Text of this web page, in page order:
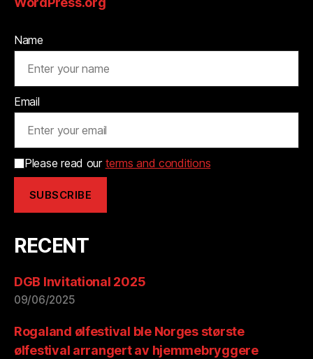
Name
Email
Please read our terms and conditions
RECENT
DGB Invitational 2025
09/06/2025
Rogaland ølfestival ble Norges største
ølfestival arrangert av hjemmebryggere